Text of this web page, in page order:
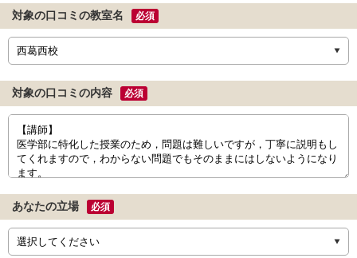
対象の口コミの教室名 必須
対象の口コミの内容 必須
あなたの立場 必須